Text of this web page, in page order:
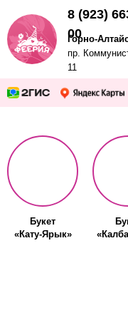
Горно-
пр.
11
8 (923)
00
Букет
«Кату-Ярык»